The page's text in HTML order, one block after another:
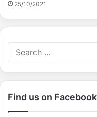
25/10/2021
Find us on Facebook